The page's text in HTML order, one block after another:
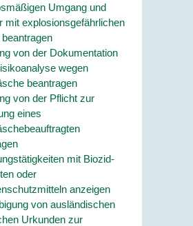
Umgang und
mit explosionsgefährlichen
von der Dokumentation
wegen
beantragen
von der Pflicht zur
eines
mit Biozid-
oder
anzeigen
von ausländischen
Urkunden zur